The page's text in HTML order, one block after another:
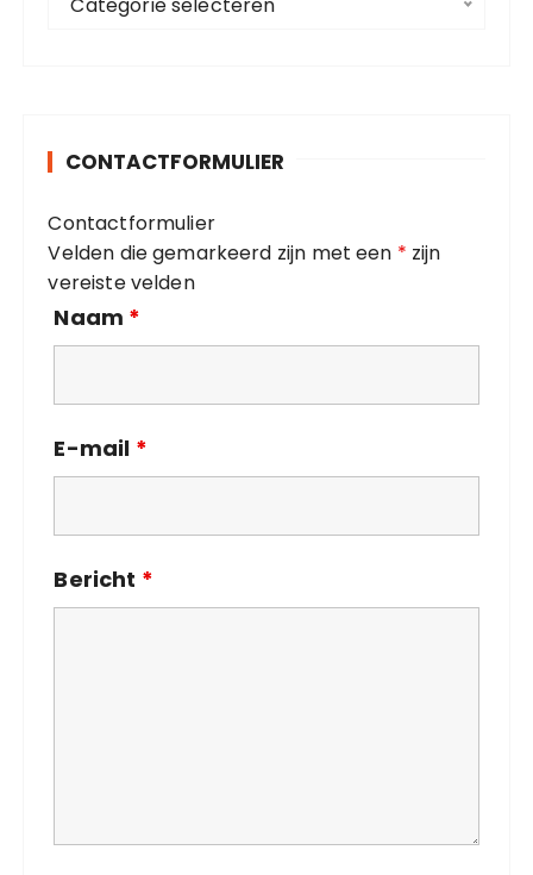
r
e
ë
n
Categorie selecteren
CONTACTFORMULIER
Contactformulier
Velden die gemarkeerd zijn met een * zijn
vereiste velden
Naam *
E-mail *
Bericht *